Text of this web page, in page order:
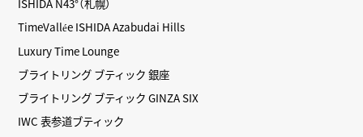
ISHIDA N43°（札幌）
TimeVallée ISHIDA Azabudai Hills
Luxury Time Lounge
ブライトリング ブティック 銀座
ブライトリング ブティック GINZA SIX
IWC 表参道ブティック